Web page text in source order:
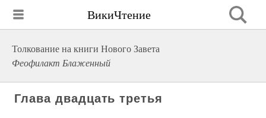
ВикиЧтение
Толкование на книги Нового Завета
Феофилакт Блаженный
Глава двадцать третья